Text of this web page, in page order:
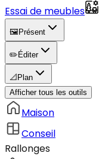
Essai de meubles
🖼️ Présent
✏️ Éditer
📐 Plan
Afficher tous les outils
Maison
Conseil
Rallonges